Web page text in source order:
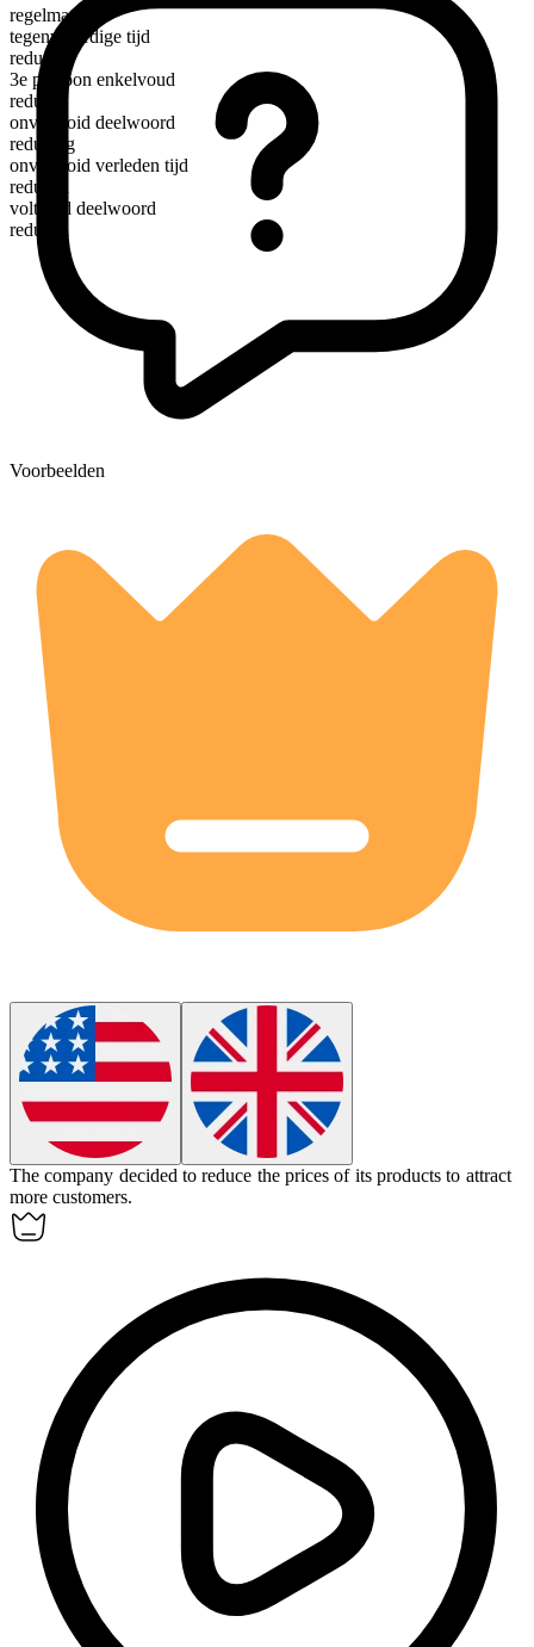
regelmatig
tegenwoordige tijd
reduce
3e persoon enkelvoud
reduces
onvoltooid deelwoord
reducing
onvoltooid verleden tijd
reduced
voltooid deelwoord
reduced
Voorbeelden
The company decided toreduce the prices of its products to attract
more customers.